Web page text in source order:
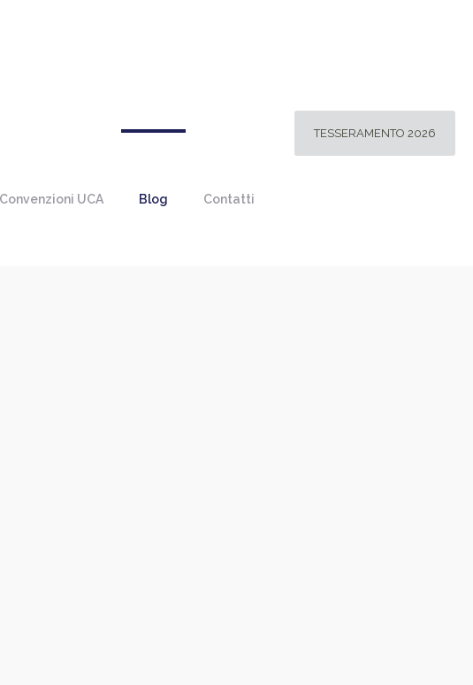
Convenzioni UCA Blog Contatti
TESSERAMENTO 2026